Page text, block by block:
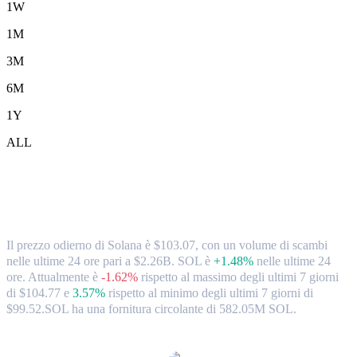
1W
1M
3M
6M
1Y
ALL
Il prezzo odierno di Solana è $103.07, con un volume di scambi
nelle ultime 24 ore pari a $2.26B. SOL è +1.48% nelle ultime 24
ore. Attualmente è -1.62% rispetto al massimo degli ultimi 7 giorni
di $104.77 e 3.57% rispetto al minimo degli ultimi 7 giorni di
$99.52.SOL ha una fornitura circolante di 582.05M SOL.